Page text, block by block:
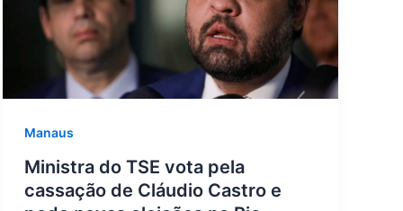
Manaus
Ministra do TSE vota pela
cassação de Cláudio Castro e